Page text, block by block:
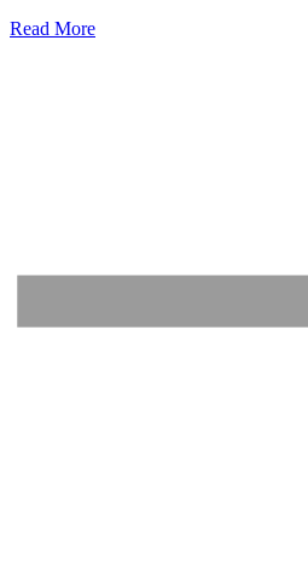
Read More